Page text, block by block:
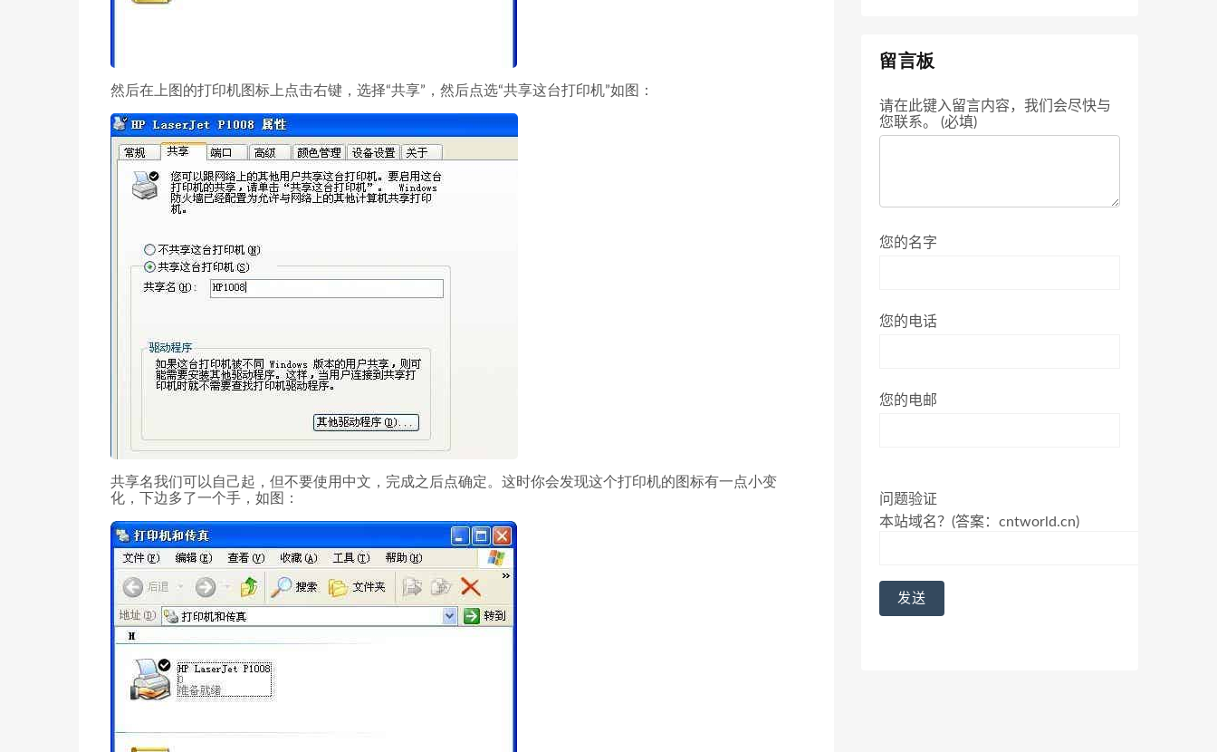
然后在上图的打印机图标上点击右键，选择“共享”，然后点选“共享这台打印机”如图：
共享名我们可以自己起，但不要使用中文，完成之后点确定。这时你会发现这个打印机的图标有一点小变
化，下边多了一个手，如图：
留言板
请在此键入留言内容，我们会尽快与
您联系。 (必填)
您的名字
您的电话
您的电邮
问题验证
本站域名？(答案：cntworld.cn)